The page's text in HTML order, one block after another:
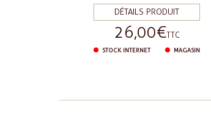
DÉTAILS PRODUIT
Prix
26,00 €TTC
STOCK INTERNET MAGASIN